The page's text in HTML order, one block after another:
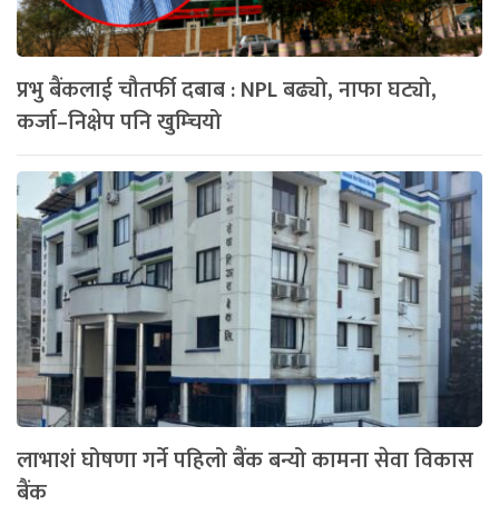
प्रभु बैंकलाई चौतर्फी दबाब : NPL बढ्यो, नाफा घट्यो,
कर्जा–निक्षेप पनि खुम्चियो
लाभाशं घोषणा गर्ने पहिलो बैंक बन्यो कामना सेवा विकास
बैंक